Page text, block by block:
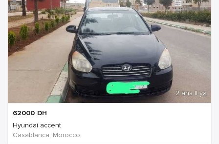
2 ans Il ya
62000 DH
Hyundai accent
Casablanca, Morocco